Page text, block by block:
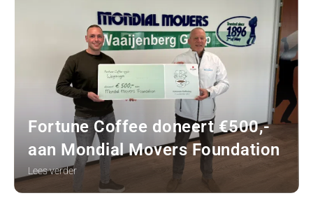
Fortune Coffee doneert €500,-
aan Mondial Movers Foundation
Lees verder